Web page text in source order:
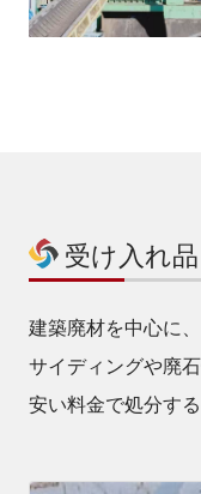
受け入れ
建築廃材を中心に
サイディングや廃
安い料金で処分す